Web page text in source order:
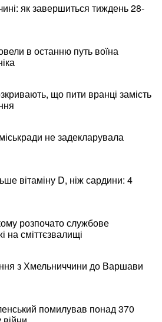
як завершиться тиждень 28-
в останню путь воїна
що пити вранці замість
не задекларувала
вітаміну D, ніж сардини: 4
розпочато службове
на сміттєзвалищі
з Хмельниччини до Варшави
помилував понад 370